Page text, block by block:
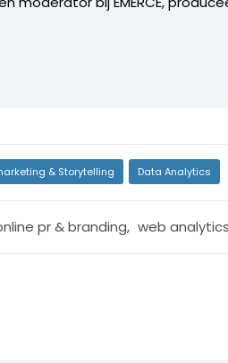
& Storytelling Data Analytics
pr & branding, web analytics